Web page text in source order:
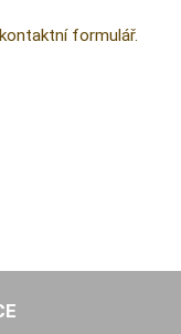
formulář.